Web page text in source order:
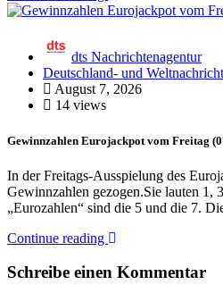
dts Nachrichtenagentur
Deutschland- und
August 7, 2026
14 views
Gewinnzahlen Eurojackpot vom Freitag
In der Freitags-Ausspielung des
Gewinnzahlen gezogen.Sie lauten 1,
„Eurozahlen“ sind die 5 und die 7.
Continue reading
Schreibe einen Kommentar